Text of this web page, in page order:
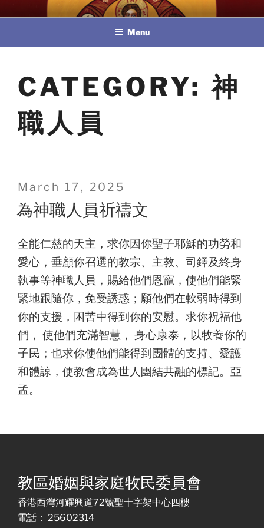
to
教區婚姻與家庭牧民委員會
Menu
CATEGORY:神
職人員
Posted
on
March 17, 2025
為神職人員祈禱文
全能仁慈的天主，求你因你聖子耶穌的功勞和
愛心，垂顧你召選的教宗、主教、司鐸及終身
執事等神職人員，賜給他們恩寵，使他們能緊
緊地跟隨你，免受誘惑；願他們在軟弱時得到
你的支援，困苦中得到你的安慰。求你祝福他
們， 使他們充滿智慧， 身心康泰，以牧養你的
子民；也求你使他們能得到團體的支持、愛護
和體諒，使教會成為世人團結共融的標記。亞
孟。
教區婚姻與家庭牧民委員會
香港西灣河耀興道72號聖十字架中心四樓
電話： 25602314